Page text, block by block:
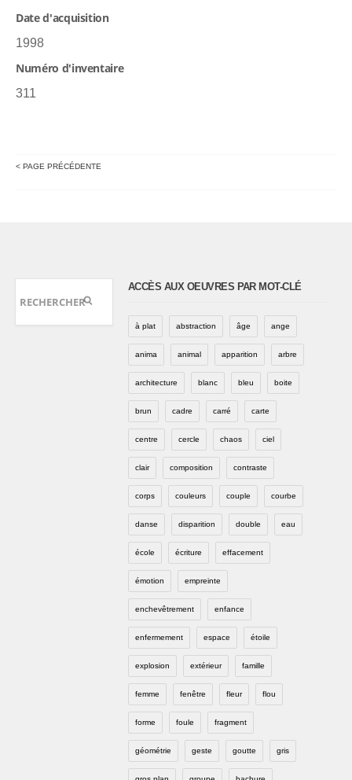
Date d'acquisition
1998
Numéro d'inventaire
311
< PAGE PRÉCÉDENTE
ACCÈS AUX OEUVRES PAR MOT-CLÉ
à plat abstraction âge ange
anima animal apparition arbre
architecture blanc bleu boite
brun cadre carré carte
centre cercle chaos ciel
clair composition contraste
corps couleurs couple courbe
danse disparition double eau
école écriture effacement
émotion empreinte
enchevêtrement enfance
enfermement espace étoile
explosion extérieur famille
femme fenêtre fleur flou
forme foule fragment
géométrie geste goutte gris